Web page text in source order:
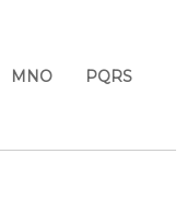
MNO PQRS